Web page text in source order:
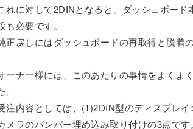
れに対して2DINとなると、ダッシュボー
も必要です。
正戻しにはダッシュボードの再取得と脱着
ーナー様には、このあたりの事情をよくよ
。
注内容としては、(1)2DIN型のディスプレ
メラのバンパー埋め込み取り付けの3点です。